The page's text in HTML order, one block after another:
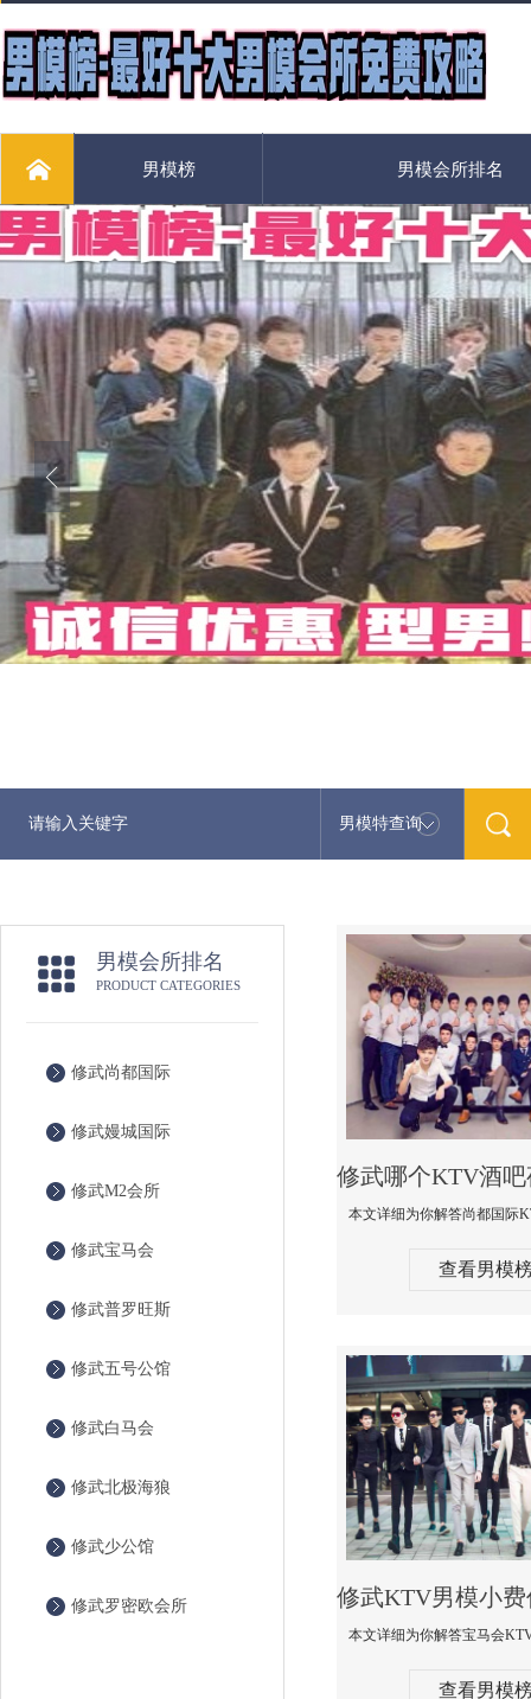
男模榜 男模会所排名
男模特查询
男模会所排名
PRODUCT CATEGORIES
修武尚都国际
修武嫚城国际
修武M2会所
修武宝马会
修武普罗旺斯
修武五号公馆
修武白马会
修武北极海狼
修武少公馆
修武罗密欧会所
查看男模
查看男模